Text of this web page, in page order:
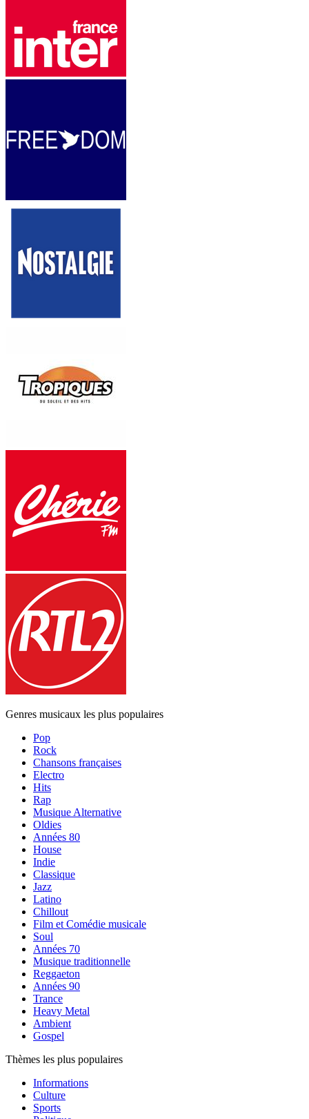
Genres musicaux les plus populaires
Pop
Rock
Chansons françaises
Electro
Hits
Rap
Musique Alternative
Oldies
Années 80
House
Indie
Classique
Jazz
Latino
Chillout
Film et Comédie musicale
Soul
Années 70
Musique traditionnelle
Reggaeton
Années 90
Trance
Heavy Metal
Ambient
Gospel
Thèmes les plus populaires
Informations
Culture
Sports